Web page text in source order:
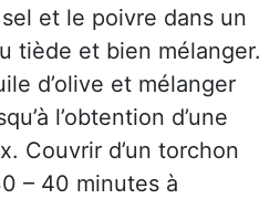
et le poivre dans un
tiède et bien mélanger.
d’olive et mélanger
l’obtention d’une
Couvrir d’un torchon
– 40 minutes à